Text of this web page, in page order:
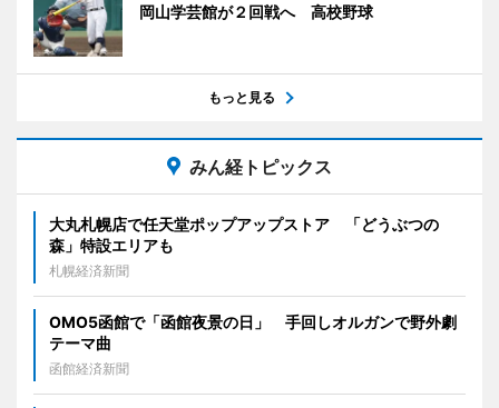
岡山学芸館が２回戦へ 高校野球
もっと見る
みん経トピックス
大丸札幌店で任天堂ポップアップストア 「どうぶつの
森」特設エリアも
札幌経済新聞
OMO5函館で「函館夜景の日」 手回しオルガンで野外劇
テーマ曲
函館経済新聞